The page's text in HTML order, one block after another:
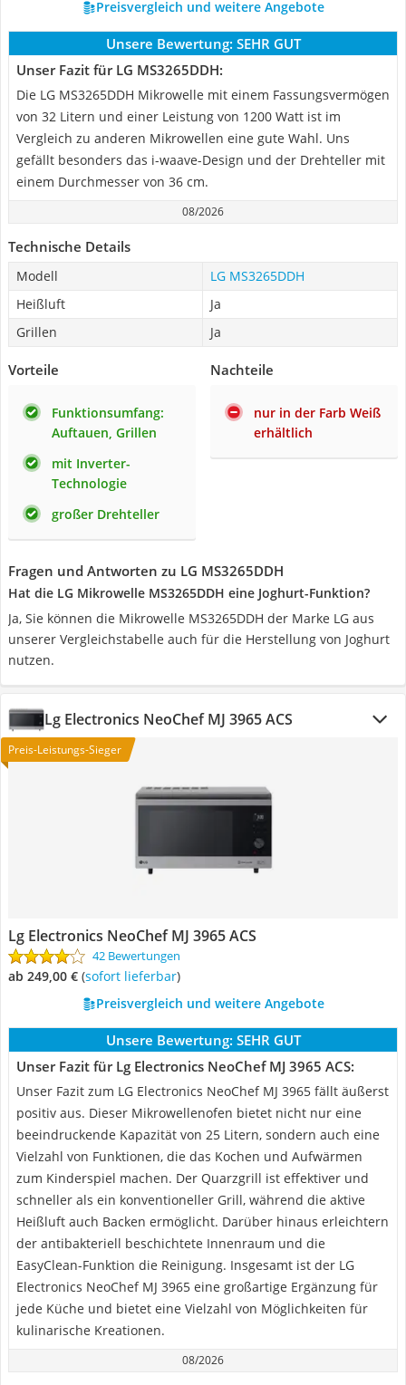
Preisvergleich und weitere Angebote
Unsere Bewertung: SEHR GUT
Unser Fazit für LG MS3265DDH:
Die LG MS3265DDH Mikrowelle mit einem Fassungsvermögen
von 32 Litern und einer Leistung von 1200 Watt ist im
Vergleich zu anderen Mikrowellen eine gute Wahl. Uns
gefällt besonders das i-waave-Design und der Drehteller mit
einem Durchmesser von 36 cm.
08/2026
Technische Details
Modell
LG MS3265DDH
Heißluft
Ja
Grillen
Ja
Vorteile
Funktionsumfang:
Auftauen, Grillen
mit Inverter-
Technologie
großer Drehteller
Nachteile
nur in der Farb Weiß
erhältlich
Fragen und Antworten zu LG MS3265DDH
Hat die LG Mikrowelle MS3265DDH eine Joghurt-Funktion?
Ja, Sie können die Mikrowelle MS3265DDH der Marke LG aus
unserer Vergleichstabelle auch für die Herstellung von Joghurt
nutzen.
Lg Electronics NeoChef MJ 3965 ACS
Preis-Leistungs-Sieger
Lg Electronics NeoChef MJ 3965 ACS
42 Bewertungen
ab 249,00 € ( Sofort lieferbar)
Preisvergleich und weitere Angebote
Unsere Bewertung: SEHR GUT
Unser Fazit für Lg Electronics NeoChef MJ 3965 ACS:
Unser Fazit zum LG Electronics NeoChef MJ 3965 fällt äußerst
positiv aus. Dieser Mikrowellenofen bietet nicht nur eine
beeindruckende Kapazität von 25 Litern, sondern auch eine
Vielzahl von Funktionen, die das Kochen und Aufwärmen
zum Kinderspiel machen. Der Quarzgrill ist effektiver und
schneller als ein konventioneller Grill, während die aktive
Heißluft auch Backen ermöglicht. Darüber hinaus erleichtern
der antibakteriell beschichtete Innenraum und die
EasyClean-Funktion die Reinigung. Insgesamt ist der LG
Electronics NeoChef MJ 3965 eine großartige Ergänzung für
jede Küche und bietet eine Vielzahl von Möglichkeiten für
kulinarische Kreationen.
08/2026